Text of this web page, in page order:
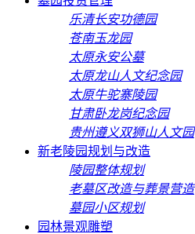
乐清长安功德园
苍南玉龙园
太原永安公墓
太原龙山人文纪念园
太原牛驼寨陵园
甘肃卧龙岗纪念园
贵州遵义双狮山人文园
新老陵园规划与改造
陵园整体规划
老墓区改造与葬景营造
墓园小区规划
园林景观雕塑